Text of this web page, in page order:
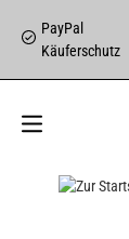
PayPal
Käuferschutz